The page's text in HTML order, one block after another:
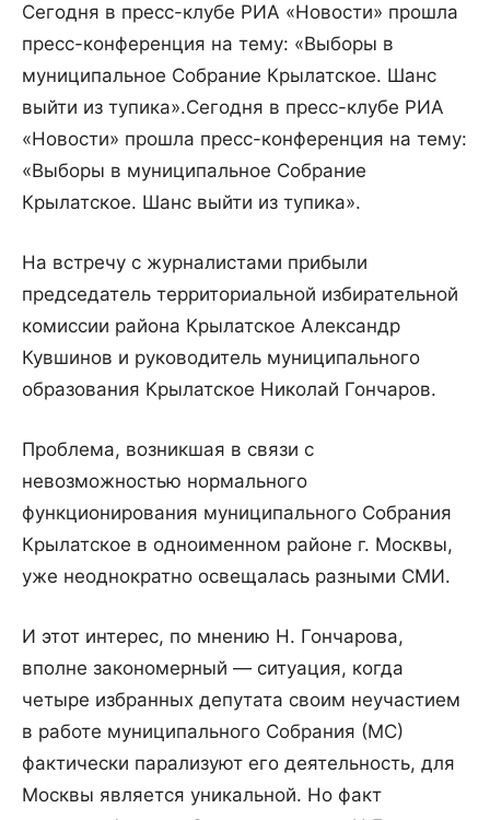
Сегодня в пресс-клубе РИА «Новости» прошла
пресс-конференция на тему: «Выборы в
муниципальное Собрание Крылатское. Шанс
выйти из тупика».Сегодня в пресс-клубе РИА
«Новости» прошла пресс-конференция на тему:
«Выборы в муниципальное Собрание
Крылатское. Шанс выйти из тупика».
На встречу с журналистами прибыли
председатель территориальной избирательной
комиссии района Крылатское Александр
Кувшинов и руководитель муниципального
образования Крылатское Николай Гончаров.
Проблема, возникшая в связи с
невозможностью нормального
функционирования муниципального Собрания
Крылатское в одноименном районе г. Москвы,
уже неоднократно освещалась разными СМИ.
И этот интерес, по мнению Н. Гончарова,
вполне закономерный — ситуация, когда
четыре избранных депутата своим неучастием
в работе муниципального Собрания (МС)
фактически парализуют его деятельность, для
Москвы является уникальной. Но факт